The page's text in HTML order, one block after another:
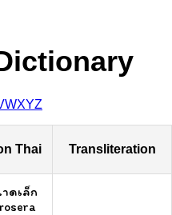
WXYZ
Thai Transliteration
ดเล็ก